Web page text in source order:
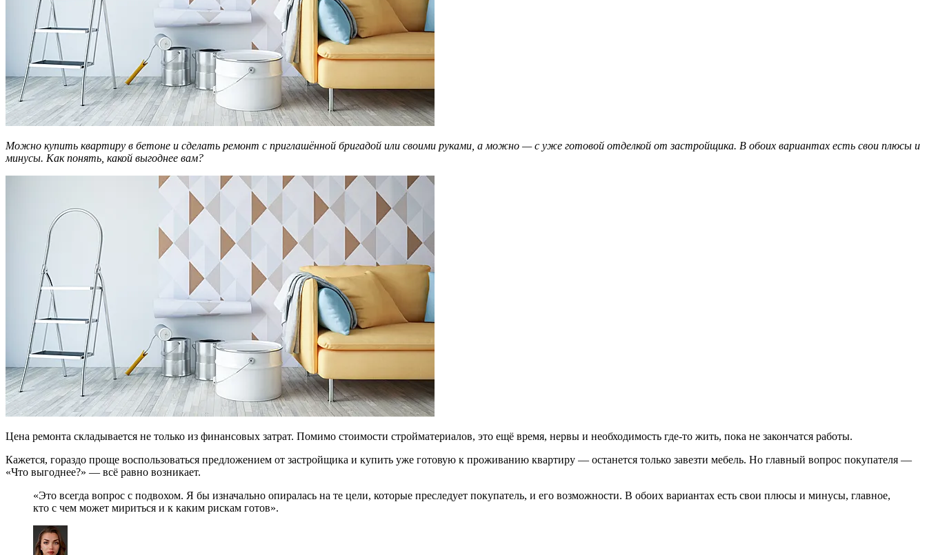
Можно купить квартиру в бетоне и сделать ремонт с приглашённой бригадой или своими руками, а можно — с уже готовой отделкой от застройщика. В обоих вариантах есть свои плюсы и
минусы. Как понять, какой выгоднее вам?
Цена ремонта складывается не только из финансовых затрат. Помимо стоимости стройматериалов, это ещё время, нервы и необходимость где-то жить, пока не закончатся работы.
Кажется, гораздо проще воспользоваться предложением от застройщика и купить уже готовую к проживанию квартиру — останется только завезти мебель. Но главный вопрос покупателя —
«Что выгоднее?» — всё равно возникает.
«Это всегда вопрос с подвохом. Я бы изначально опиралась на те цели, которые преследует покупатель, и его возможности. В обоих вариантах есть свои плюсы и минусы, главное,
кто с чем может мириться и к каким рискам готов».